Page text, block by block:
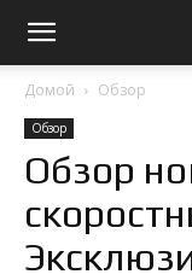
Домой Обзор
Обзор
Обзор